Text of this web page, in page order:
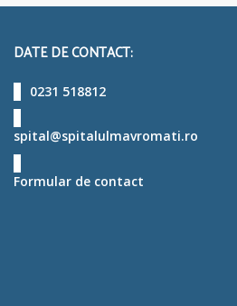
DATE DE CONTACT:
0231 518812
spital@spitalulmavromati.ro
Formular de contact